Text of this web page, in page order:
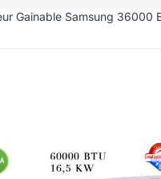
Gainable Samsung 36000